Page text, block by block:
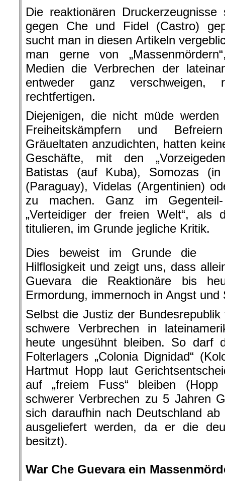
Die reaktionären
gegen Che und Fidel (Castro)
sucht man in diesen Artikeln
man gerne von
Medien die Verbrechen der
entweder ganz verschweigen,
rechtfertigen.
Diejenigen, die nicht müde werden
Freiheitskämpfern und
Gräueltaten anzudichten, hatten
Geschäfte, mit den
Batistas (auf Kuba), Somozas (in
(Paraguay), Videlas (Argentinien)
zu machen. Ganz im
„Verteidiger der freien Welt“,
titulieren, im Grunde jegliche Kritik.
Dies beweist im Grunde die
Hilflosigkeit und zeigt uns, dass
Guevara die Reaktionäre bis
Ermordung, immernoch in Angst
Selbst die Justiz der
schwere Verbrechen in
heute ungesühnt bleiben. So darf
Folterlagers „Colonia Dignidad“
Hartmut Hopp laut
auf „freiem Fuss“ bleiben
schwerer Verbrechen zu 5 Jahren
sich daraufhin nach Deutschland
ausgeliefert werden, da er die
besitzt).
War Che Guevara ein